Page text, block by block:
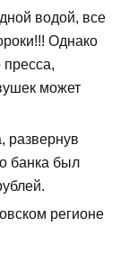
водой, все
Однако
может
развернув
банка был
регионе